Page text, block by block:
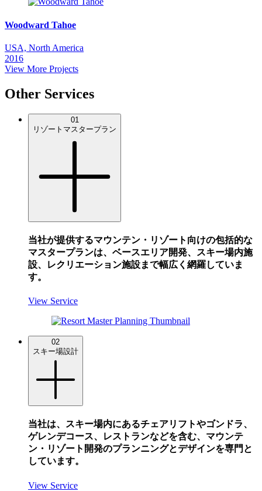
Woodward Tahoe
USA, North America
2016
View More Projects
Other Services
01
リゾートマスタープラン
当社が提供するマウンテン・リゾート向けの包括的な
マスタープランは、ベースエリア開発、スキー場内施
設、レクリエーション施設まで幅広く網羅していま
す。
View Service
02
スキー場設計
当社は、スキー場内にあるチェアリフトやゴンドラ、
ゲレンデコース、レストランなどを含む、マウンテ
ン・リゾート開発のプランニングとデザインを専門と
しています。
View Service